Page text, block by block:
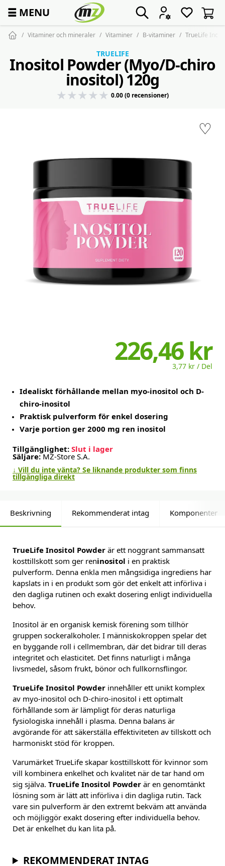
☰ MENU
Vitaminer och mineraler Vitaminer B-vitaminer TrueLife
♡
TRUELIFE
Inositol Powder (Myo/D-chiro
inositol) 120g
0.00 (0 recensioner)
226,46 kr
3,77 kr / Del
Idealiskt förhållande mellan myo-inositol och D-
chiro-inositol
Praktisk pulverform för enkel dosering
Varje portion ger 2000 mg ren inositol
Tillgänglighet: Slut i lager
Säljare: MZ-Store S.A.
↓ Vill du inte vänta? Se liknande produkter som finns
tillgängliga direkt
Beskrivning Rekommenderat intag Komponenter
TrueLife Inositol Powder är ett noggrant sammansatt
kosttillskott som ger reninositol
i en praktisk
pulverform. Denna enkla men mångsidiga ingrediens har
kapslats in i en produkt som gör det enkelt att införliva i
den dagliga rutinen och exakt dosering enligt individuella
behov.
Inositol är en organisk kemisk förening som tillhör
gruppen sockeralkoholer. I människokroppen spelar det
en byggande roll i cellmembran, där det bidrar till deras
integritet och elasticitet. Det finns naturligt i många
livsmedel, såsom frukt, bönor och fullkornsflingor.
TrueLife Inositol Powder innehåller ett unikt komplex
av myo-inositol och D-chiro-inositol i ett optimalt
förhållande som är lämpligt för deras naturliga
fysiologiska innehåll i plasma. Denna balans är
avgörande för att säkerställa effektiviteten av tillskott och
harmoniskt stöd för kroppen.
Varumärket TrueLife skapar kosttillskott för kvinnor som
vill kombinera enkelhet och kvalitet när de tar hand om
sig själva. TrueLife Inositol Powder är en genomtänkt
lösning som är lätt att införliva i din dagliga rutin. Tack
vare sin pulverform är den extremt bekväm att använda
och möjliggör exakt dosering efter individuella behov.
Det är enkelhet du kan lita på.
REKOMMENDERAT INTAG